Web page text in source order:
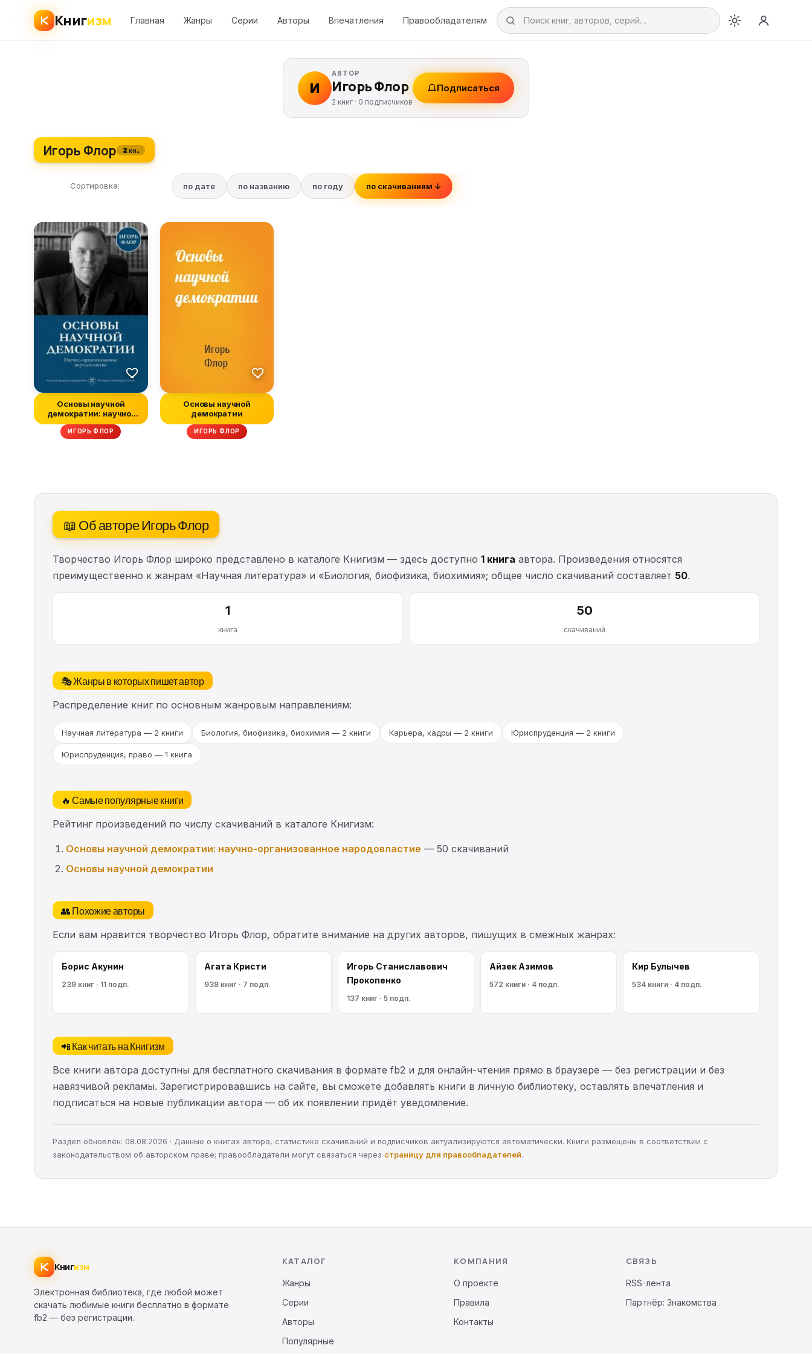
Книгизм Главная Жанры Серии Авторы Впечатления Правообладателям
И
АВТОР
Игорь Флор
2 книг · 0 подписчиков
Подписаться
Игорь Флор 2 кн.
Сортировка: по дате по названию по году по скачиваниям ↓
Основы научной
демократии: научно-
организованное н...
ИГОРЬ ФЛОР
Основы научной
демократии
ИГОРЬ ФЛОР
📖 Об авторе Игорь Флор
Творчество Игорь Флор широко представлено в каталоге Книгизм — здесь доступно 1 книга автора. Произведения относятся
преимущественно к жанрам «Научная литература» и «Биология, биофизика, биохимия»; общее число скачиваний составляет 50.
1
книга
50
скачиваний
🎭 Жанры в которых пишет автор
Распределение книг по основным жанровым направлениям:
Научная литература — 2 книги Биология, биофизика, биохимия — 2 книги Карьера, кадры — 2 книги Юриспруденция — 2 книги
Юриспруденция, право — 1 книга
🔥 Самые популярные книги
Рейтинг произведений по числу скачиваний в каталоге Книгизм:
Основы научной демократии: научно-организованное народовластие — 50 скачиваний
Основы научной демократии
👥 Похожие авторы
Если вам нравится творчество Игорь Флор, обратите внимание на других авторов, пишущих в смежных жанрах:
Борис Акунин
239 книг · 11 подп.
Агата Кристи
938 книг · 7 подп.
Игорь Станиславович
Прокопенко
137 книг · 5 подп.
Айзек Азимов
572 книги · 4 подп.
Кир Булычев
534 книги · 4 подп.
📲 Как читать на Книгизм
Все книги автора доступны для бесплатного скачивания в формате fb2 и для онлайн-чтения прямо в браузере — без регистрации и без
навязчивой рекламы. Зарегистрировавшись на сайте, вы сможете добавлять книги в личную библиотеку, оставлять впечатления и
подписаться на новые публикации автора — об их появлении придёт уведомление.
Раздел обновлён: 08.08.2026 · Данные о книгах автора, статистике скачиваний и подписчиков актуализируются автоматически. Книги размещены в соответствии с
законодательством об авторском праве; правообладатели могут связаться через страницу для правообладателей.
Книгизм
Электронная библиотека, где любой может
скачать любимые книги бесплатно в формате
fb2 — без регистрации.
КАТАЛОГ
Жанры
Серии
Авторы
Популярные
КОМПАНИЯ
О проекте
Правила
Контакты
СВЯЗЬ
RSS-лента
Партнёр: Знакомства